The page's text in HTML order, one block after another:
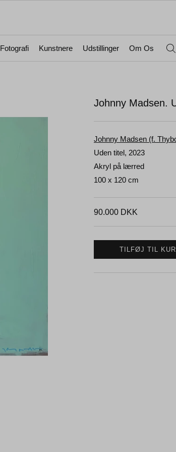
Fotografi Kunstnere Udstillinger Om Os
Johnny Madsen.
Johnny Madsen (f.
Uden titel, 2023
Akryl på lærred
100 x 120 cm
90.000 DKK
TILFØJ TIL